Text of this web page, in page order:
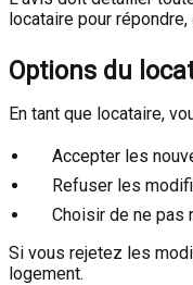
locataire pour
Options du
En tant que locataire,
Accepter les
Refuser les
Choisir de ne pas
Si vous rejetez les
logement.